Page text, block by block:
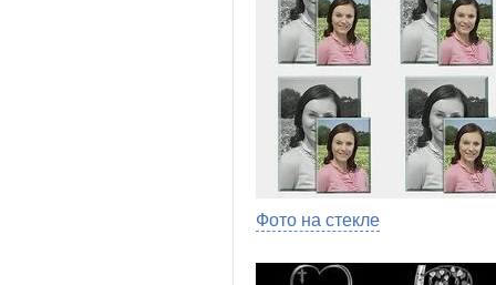
Фото на стекле